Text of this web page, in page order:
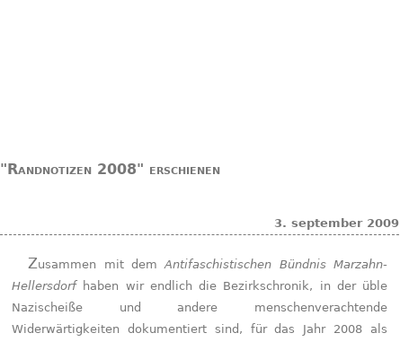
"Randnotizen 2008" erschienen
3. september 2009
Zusammen mit demAntifaschistischen Bündnis Marzahn-
Hellersdorfhaben wir endlich die Bezirkschronik, in der üble
Nazischeiße und andere menschenverachtende
Widerwärtigkeiten dokumentiert sind, für das Jahr 2008 als